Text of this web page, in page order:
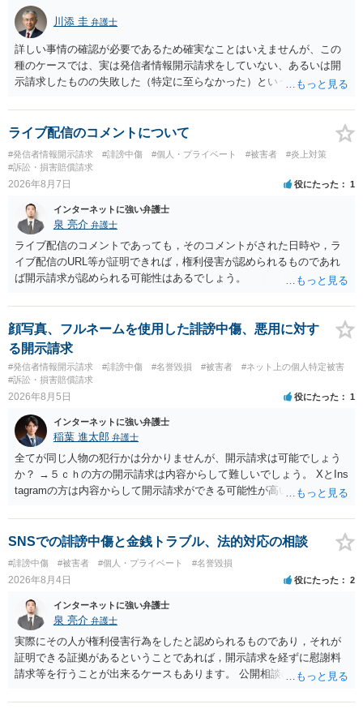
川添 圭 弁護士
詳しい事情の確認が必要であるため確実なことはいえませんが、この
種のケースでは、実は発信者情報開示請求をしていない、あるいは開
示請求したものの失敗した（特定に至らなかった）という事案が比較
な投稿をする場合にはなおさら）。
ライブ配信のコメントについて
#発信者情報開示請求 #誹謗中傷 #個人・プライベート #被害者
#炎上対策
#訴訟・損害賠償請求
2026年8月7日 役にたった 1
インターネットに強い弁護士
泉 亮介 弁護士
ライブ配信のコメントであっても，そのコメントがされた日時や，ラ
イブ配信のURL等が証明できれば，権利侵害が認められるものであれ
ば開示請求が認められる可能性はあるでしょう。
顔写真、フルネームを使用した誹謗中傷、悪用に対す
る開示請求
#発信者情報開示請求 #誹謗中傷 #名誉毀損 #被害者
#ネット上の個人特定被害
#訴訟・損害賠償請求
2026年8月5日 役にたった 1
インターネットに強い弁護士
稲葉 進太郎 弁護士
全てが同じ人物の犯行かは分かりませんが、開示請求は可能でしょう
か？ →５ｃｈの方の開示請求は内容からして難しいでしょう。 XとIns
tagramの方は内容からして開示請求ができる可能性が高いでしょう。
いでしょう。７月中にアカウントが削除されている場合、今から進め
ても失敗する可能性が高いように思われます。 相手を特定できた場
合、相手に全ての弁護士費用を負担させることは可能でしょうか？ →
訴訟外の交渉で相手方が認めれば負担させることができるでしょう。
訴訟で判決となった場合は、実際の弁護士費用が認められる場合と認
められない場合があり何ともいえないところでしょう。
SNSでの誹謗中傷と金銭トラブル、法的対応の相談
#誹謗中傷 #被害者 #個人・プライベート #名誉毀損
2026年8月4日 役にたった 2
インターネットに強い弁護士
泉 亮介 弁護士
実際にその人が権利侵害行為をしたと認められるものであり，それが
証明できる証拠があるということであれば，開示請求を経ずに慰謝料
請求等を行うことが出来るケースもあります。 公開相談の場では回答
に個別に相談されると良いでしょう。